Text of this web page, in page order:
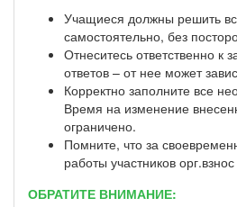
Учащиеся должны решить
самостоятельно, без
Отнеситесь ответственно к
ответов – от нее может
Корректно заполните все
Время на изменение
ограничено.
Помните, что за
работы участников
ОБРАТИТЕ ВНИМАНИЕ: